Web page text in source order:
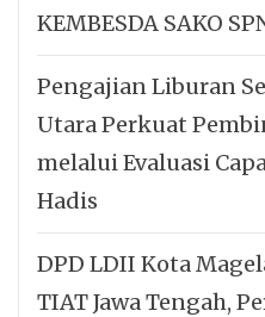
KEMBESDA SAKO
Pengajian Liburan
Utara Perkuat
melalui Evaluasi
Hadis
DPD LDII Kota
TIAT Jawa Tengah,